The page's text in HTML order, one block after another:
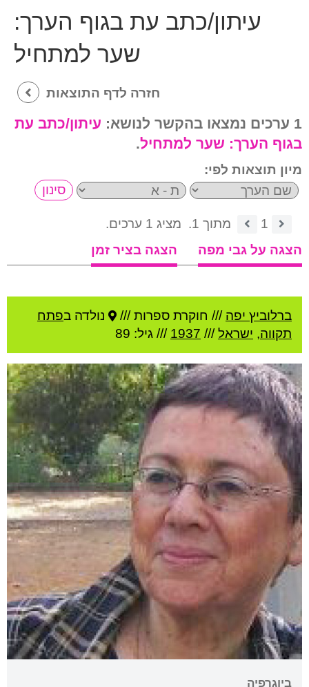
עיתון/כתב עת בגוף הערך:
שער למתחיל
חזרה לדף התוצאות
1 ערכים נמצאו בהקשר לנושא:
עיתון/כתב עת
בגוף הערך: שער למתחיל.
מיון תוצאות לפי:
1 מתוך 1.
מציג 1 ערכים.
הצגה על גבי מפה
הצגה בציר זמן
ברלוביץ יפה /// חוקרת ספרות /// נולדה בפתח
תקווה, ישראל///
1937 /// גיל: 89
ביוגרפיה